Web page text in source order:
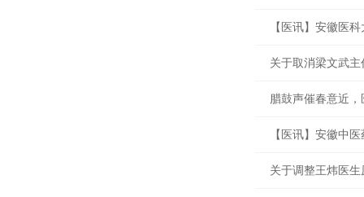
【医讯】安徽医
关于取消梁文武
腊鼓声催春意近
【医讯】安徽中
关于调整王炜医